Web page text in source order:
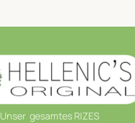
Unser gesamtes RIZES